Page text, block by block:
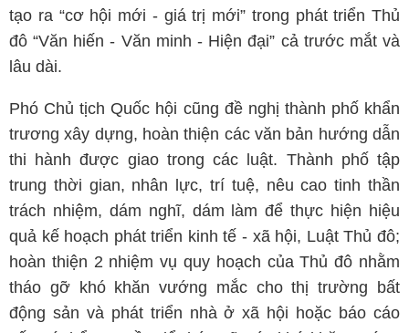
tạo ra “cơ hội mới - giá trị mới” trong phát triển Thủ
đô “Văn hiến - Văn minh - Hiện đại” cả trước mắt và
lâu dài.
Phó Chủ tịch Quốc hội cũng đề nghị thành phố khẩn
trương xây dựng, hoàn thiện các văn bản hướng dẫn
thi hành được giao trong các luật. Thành phố tập
trung thời gian, nhân lực, trí tuệ, nêu cao tinh thần
trách nhiệm, dám nghĩ, dám làm để thực hiện hiệu
quả kế hoạch phát triển kinh tế - xã hội, Luật Thủ đô;
hoàn thiện 2 nhiệm vụ quy hoạch của Thủ đô nhằm
tháo gỡ khó khăn vướng mắc cho thị trường bất
động sản và phát triển nhà ở xã hội hoặc báo cáo